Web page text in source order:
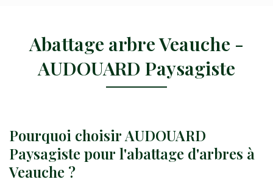
Abattage arbre Veauche -
AUDOUARD Paysagiste
Pourquoi choisir AUDOUARD
Paysagiste pour l'abattage d'arbres à
Veauche ?